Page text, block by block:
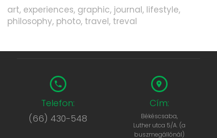
art experiences graphic journal lifestyle
philosophy photo travel treval
Telefon:
(66) 430-548
Cím:
Békéscsaba,
Luther utca 5/A. (a
buszmegállónál)